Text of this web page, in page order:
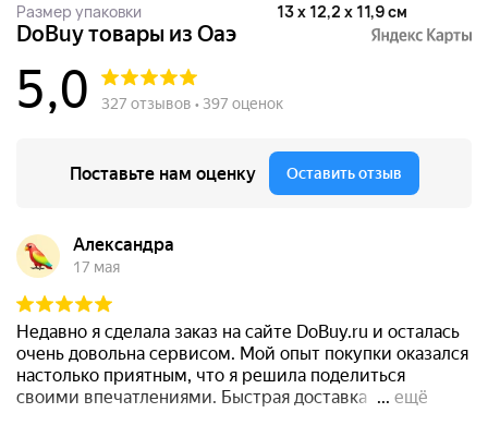
Размер упаковки
13 x 12,2 x 11,9 см